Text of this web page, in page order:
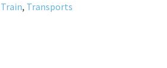
Train, Transports